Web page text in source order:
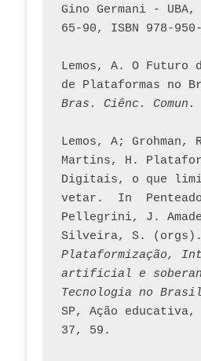
Gino Germani -
65-90, ISBN 978-
Lemos, A. O Futuro
de Plataformas no
Bras. Ciênc. Comun.
Lemos, A; Grohman,
Martins, H.
Digitais, o que
vetar.  In
Pellegrini, J.
Plataformização,
artificial e
Tecnologia no
SP, Ação educativa,
37, 59.